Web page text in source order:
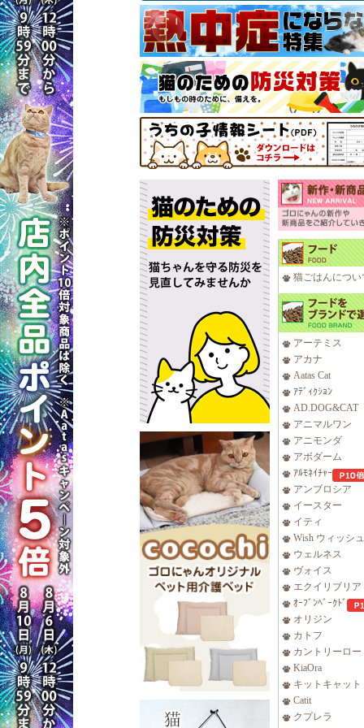
猫ごはんについ
アーテミス
アカナ
Aatas Cat
ｱﾃﾞｨｸｼｮﾝ
AD.DOG&CAT
アニマルワン
アニモンダ
アボダーム
ｱﾙﾓﾈｲﾁｬｰ
アンブロシア
イースター
イティ
Wish ウィッシュ
ウェルネス
ヴォイス
エクイリブリア
ｵｰﾌﾞﾝﾍﾞｰｸﾄﾞ
オリジン
カトフ
カントリーロー
KiaOra
キットキャット
Catit
クプレラ